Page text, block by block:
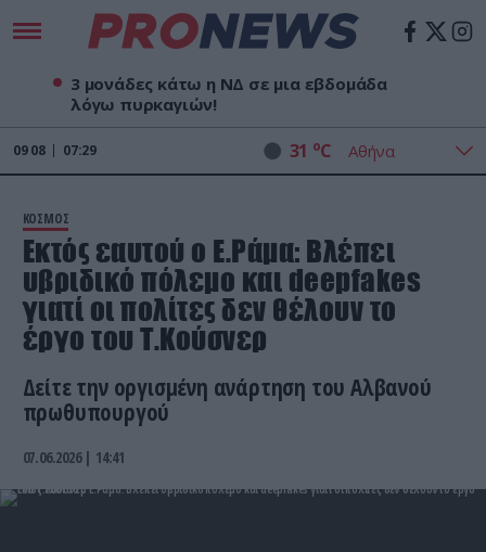
3 μονάδες κάτω η ΝΔ σε μια εβδομάδα
λόγω πυρκαγιών!
09 08 07:29 31 oC
ΚΟΣΜΟΣ
Εκτός εαυτού ο Ε.Ράμα: Βλέπει
υβριδικό πόλεμο και deepfakes
γιατί οι πολίτες δεν θέλουν το
έργο του Τ.Κούσνερ
Δείτε την οργισμένη ανάρτηση του Αλβανού
πρωθυπουργού
07.06.2026 | 14:41